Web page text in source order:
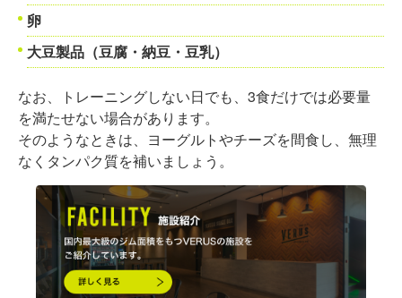
卵
大豆製品（豆腐・納豆・豆乳）
なお、トレーニングしない日でも、3食だけでは必要量
を満たせない場合があります。
そのようなときは、ヨーグルトやチーズを間食し、無理
なくタンパク質を補いましょう。